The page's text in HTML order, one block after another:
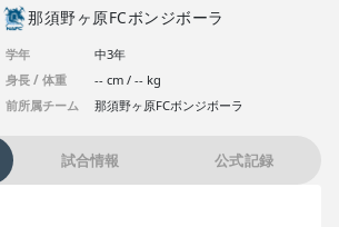
那須野ヶ原FCボンジボーラ
学年
中3年
身長 / 体重
-- cm / -- kg
前所属チーム
那須野ヶ原FCボンジボーラ
試合情報 公式記録